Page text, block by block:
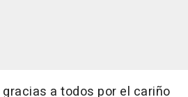
a todos por el cariño